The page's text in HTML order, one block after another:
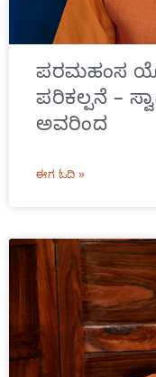
ಪರಮಹಂಸ
ಪರಿಕಲ್ಪನೆ –
ಅವರಿಂದ
ಈಗ ಓದಿ »